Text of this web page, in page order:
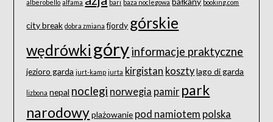
alberobello alfama bari baza noclegowa booking.com
city break dobra zmiana fjordy górskie
wędrówki góryinformacje praktyczne
jezioro garda jurt-kamp jurta kirgistan koszty lago di garda
lizbona nepal noclegi norwegia pamir park
narodowy plażowanie pod namiotem polska